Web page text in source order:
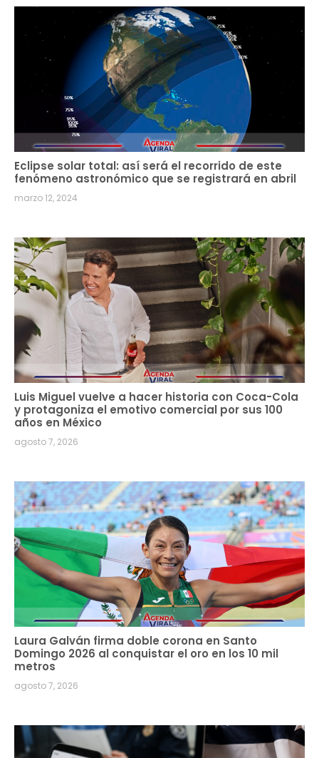
Eclipse solar total: así será el recorrido de este
fenómeno astronómico que se registrará en abril
marzo 12, 2024
Luis Miguel vuelve a hacer historia con Coca-Cola
y protagoniza el emotivo comercial por sus 100
años en México
agosto 7, 2026
Laura Galván firma doble corona en Santo
Domingo 2026 al conquistar el oro en los 10 mil
metros
agosto 7, 2026